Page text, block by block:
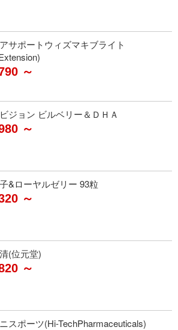
サポートウィズマキブライト
～
ジョン ビルベリー＆ＤＨＡ
～
&ローヤルゼリー 93粒
～
(位元堂)
～
スポーツ(Hi-TechPharmaceuticals)